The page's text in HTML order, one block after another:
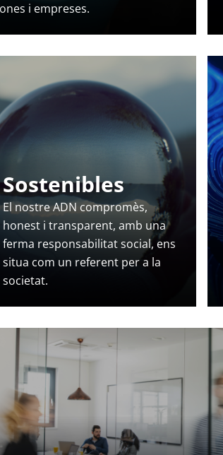
i empreses.
Sostenibles
El nostre ADN compromès,
honest i transparent, amb una
ferma responsabilitat social, ens
situa com un referent per a la
societat.